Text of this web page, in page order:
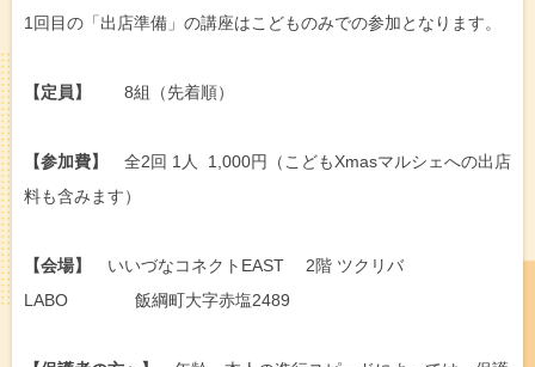
1回目の「出店準備」の講座はこどものみでの参加となります。
【定員】 8組（先着順）
【参加費】
全2回 1人 1,000円（こどもXmasマルシェへの出店
料も含みます）
【会場】
いいづなコネクトEAST 2階 ツクリバ
LABO 飯綱町大字赤塩2489